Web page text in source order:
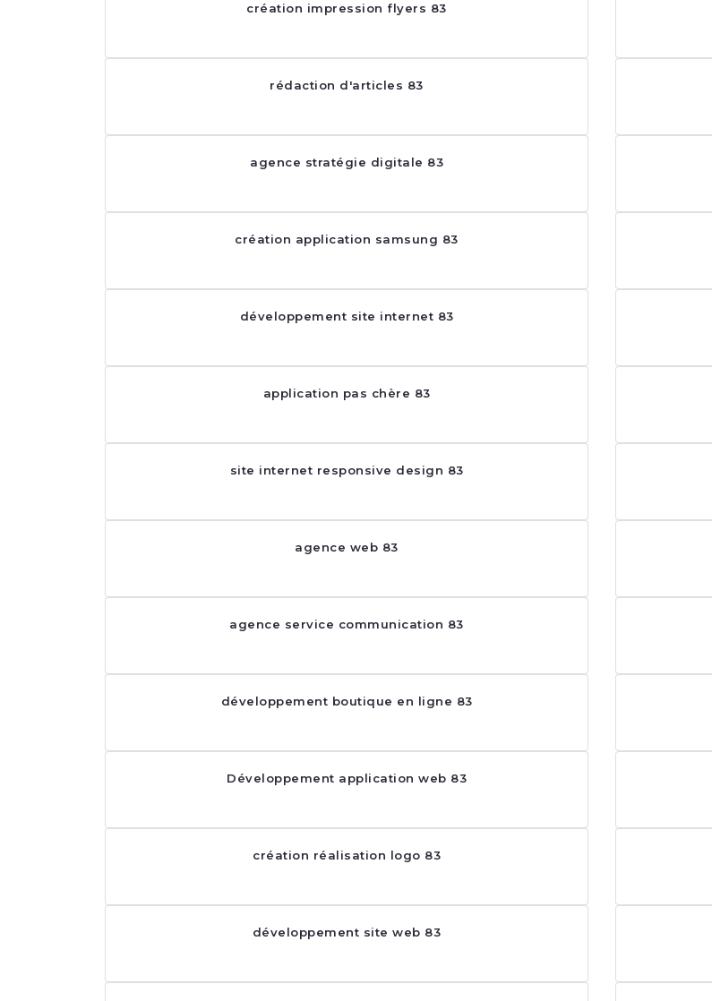
création impression flyers 83
rédaction d'articles 83
agence stratégie digitale 83
création application samsung 83
développement site internet 83
application pas chère 83
site internet responsive design 83
agence web 83
agence service communication 83
développement boutique en ligne 83
Développement application web 83
création réalisation logo 83
développement site web 83